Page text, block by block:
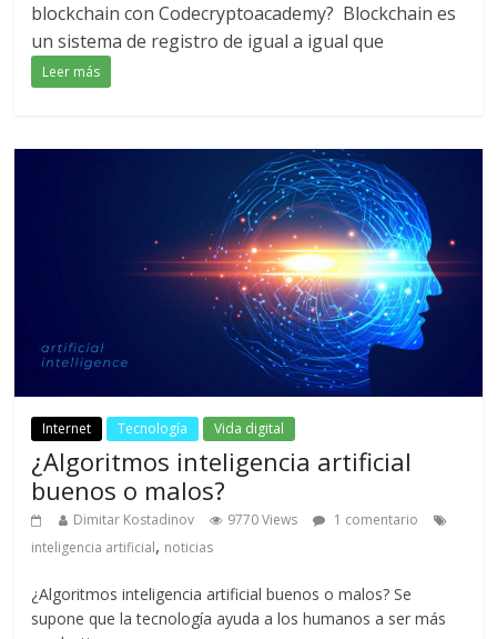
blockchain con Codecryptoacademy? Blockchain es
un sistema de registro de igual a igual que
Leer más
Internet Tecnología Vida digital
¿Algoritmos inteligencia artificial
buenos o malos?
Dimitar Kostadinov 9770 Views
1 comentario
inteligencia artificial, noticias
¿Algoritmos inteligencia artificial buenos o malos? Se
supone que la tecnología ayuda a los humanos a ser más